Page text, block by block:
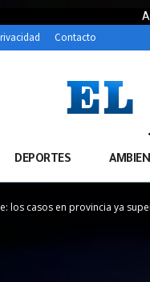
Contacto
DEPORTES
los casos en provincia ya